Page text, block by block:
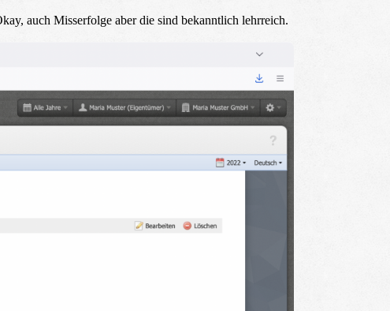
auch Misserfolge aber die sind bekanntlich lehrreich.